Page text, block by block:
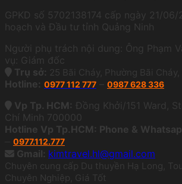
GPKD số 5702138174 cấp ngày 21/
hoạch và Đầu tư tỉnh Quảng Ninh
Người phụ trách nội dung: Ông Phạm
vụ: Giám đốc
Trụ sở: 25 Bãi Cháy, Phường Bãi Cháy,
Hotline: 0977 112 777 0987 628 336
Vp Tp. HCM: Đồng Khởi/151 Ward,
Chí Minh 700000
Hotline Vp Tp.HCM: Phone &
0977.112.777
Gmail: kimtravel.hl@gmail.com
Chuyên cung cấp Du thuyền Hạ Long,
Chuyên Nghiệp, Giá Tốt